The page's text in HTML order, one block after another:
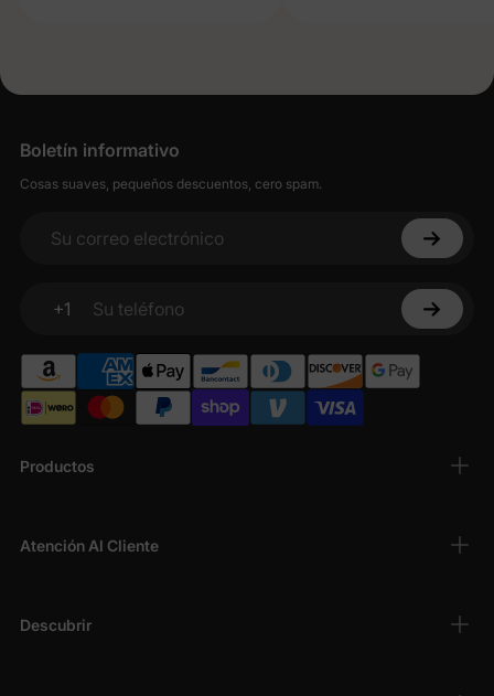
Productos
Atención Al Cliente
Descubrir
Boletín informativo
Cosas suaves, pequeños descuentos, cero spam.
Su correo electrónico
+1
Su teléfono